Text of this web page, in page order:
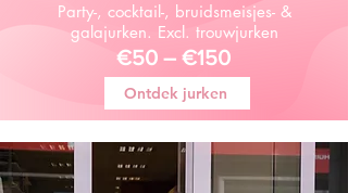
Party-, cocktail-, bruidsmeisjes- &
galajurken. Excl. trouwjurken
€50 – €150
Ontdek jurken